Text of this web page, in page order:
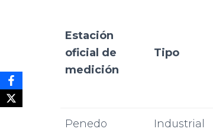
Estación
oficial de
medición
Tipo
Penedo
Industrial